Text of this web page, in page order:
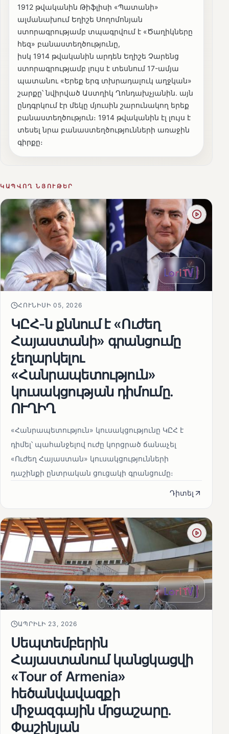
1912 թվականին Թիֆլիսի «Պատանի»
ալմանախում Եղիշե Սողոմոնյան
ստորագրությամբ տպագրվում է «Ծաղիկները
հեզ» բանաստեղծությունը,
իսկ 1914 թվականին արդեն Եղիշե Չարենց
ստորագրությամբ լույս է տեսնում 17-ամյա
պատանու «Երեք երգ տխրադալուկ աղջկան»
շարքը՝ նվիրված Աստղիկ Ղոնդախչյանին. այն
ընդգրկում էր մեկը մյուսին շարունակող երեք
բանաստեղծություն։ 1914 թվականին էլ լույս է
տեսել նրա բանաստեղծությունների առաջին
գիրքը։
ԿԱՊՎՈՂ ՆՅՈՒԹԵՐ
ՀՈՒՆԻՍԻ 05, 2026
ԿԸՀ-ն քննում է «Ուժեղ
Հայաստանի» գրանցումը
չեղարկելու
«Հանրապետություն»
կուսակցության դիմումը.
ՈՒՂԻՂ
«Հանրապետություն» կուսակցությունը ԿԸՀ է
դիմել՝ պահանջելով ուժը կորցրած ճանաչել
«Ուժեղ Հայաստան» կուսակցությունների
դաշինքի ընտրական ցուցակի գրանցումը։
Դիտել
ԱՊՐԻԼԻ 23, 2026
Սեպտեմբերին
Հայաստանում կանցկացվի
«Tour of Armenia»
հեծանվավազքի
միջազգային մրցաշարը.
Փաշինյան